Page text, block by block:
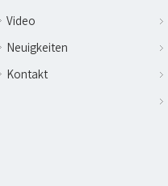
Video
Neuigkeiten
Kontakt